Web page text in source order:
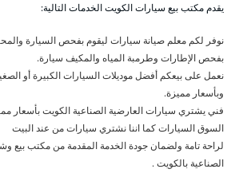
يقدم مكتب بيع سيارات الكويت الخدمات التالية:
نوفر لكم معلم صيانة سيارات ليقوم بفحص السيارة
بفحص الإطارات وطرمبة المياه والمكيف سيارة.
نعمل على بيعكم أفضل موديلات السيارات الكبيرة أو
وبأسعار مميزة.
فني يشتري سيارات العارضية الصناعية الكويت بأسعار
السوق السيارات كما اننا نشتري سيارات من عند البيت
لراحة تامة ولضمان جودة الخدمة المقدمة من مكتب بيع
الصناعية بالكويت .